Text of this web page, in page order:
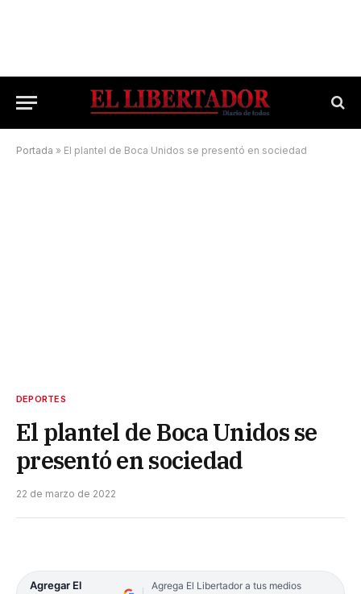
Portada » El plantel de Boca Unidos se presentó en sociedad
DEPORTES
El plantel de Boca Unidos se
presentó en sociedad
22 de marzo de 2022
Agregar El
Agrega El Libertador a tus medios